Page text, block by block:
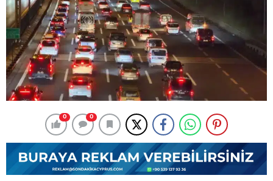
0 0